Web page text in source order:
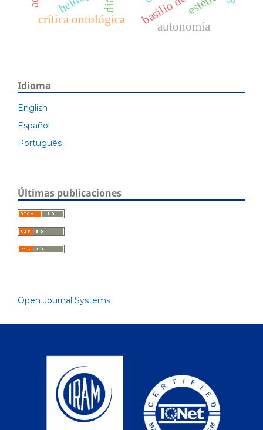
crítica ontológica
autonomía
Idioma
English
Español
Português
Últimas publicaciones
Open Journal Systems